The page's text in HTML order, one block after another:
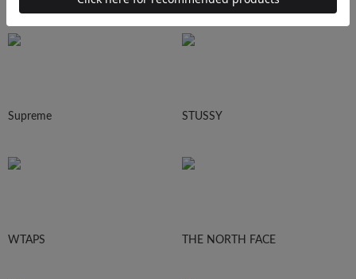
Supreme STUSSY
WTAPS THE NORTH FACE